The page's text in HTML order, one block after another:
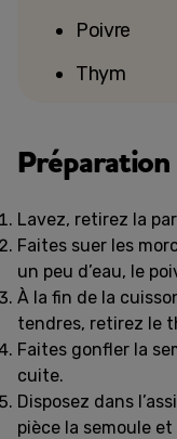
Poivre
Thym
Préparation
Lavez, retirez la
Faites suer les
un peu d’eau, le
À la fin de la
tendres, retirez le
Faites gonfler la
cuite.
Disposez dans
pièce la semoule